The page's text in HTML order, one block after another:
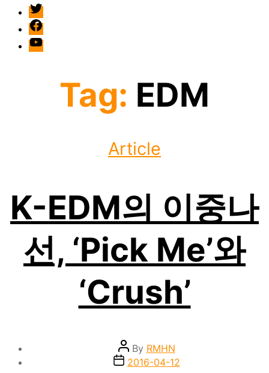
twitter
facebook
Youtube
Tag: EDM
Categories
Article
K-EDM의 이중나
선, ‘Pick Me’와
‘Crush’
Post
author
By RMHN
Post2016-04-12